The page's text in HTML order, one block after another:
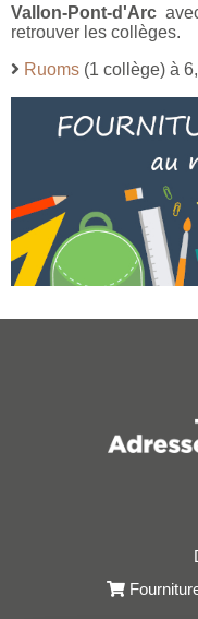
Vallon-Pont-d'Arc
retrouver les collèges.
Ruoms (1 collège) à